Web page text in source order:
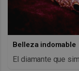
Belleza indomable
El diamante que